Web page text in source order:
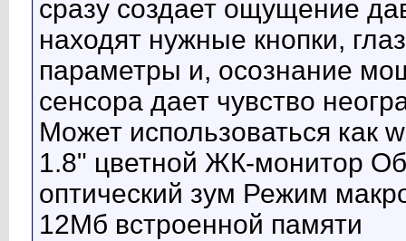
сразу создает ощущение
находят нужные кнопки,
параметры и, осознание
сенсора дает чувство
Может использоваться как
1.8" цветной ЖК-монитор
оптический зум Режим
12Мб встроенной памяти